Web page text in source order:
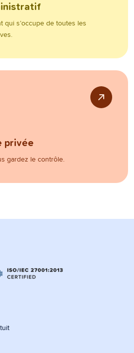
qui s’occupe de toutes les
privée
gardez le contrôle.